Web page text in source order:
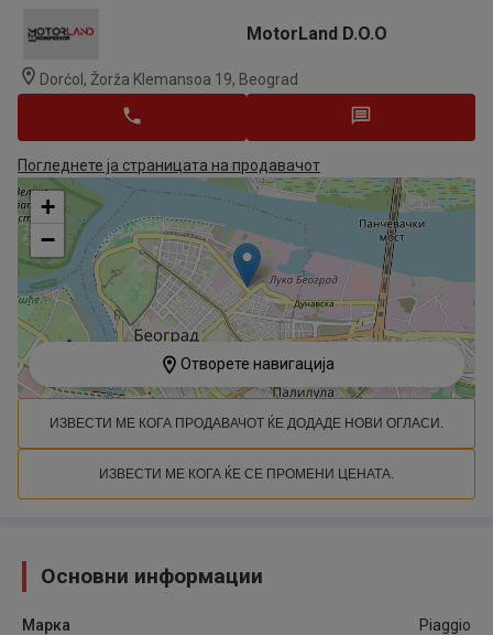
MotorLand D.o.o
Dorćol, Žorža Klemansoa 19, Beograd
Погледнете ја страницата на продавачот
+
−
Отворете навигација
ИЗВЕСТИ МЕ КОГА ПРОДАВАЧОТ ЌЕ ДОДАДЕ НОВИ ОГЛАСИ.
ИЗВЕСТИ МЕ КОГА ЌЕ СЕ ПРОМЕНИ ЦЕНАТА.
Основни информации
Марка
Piaggio